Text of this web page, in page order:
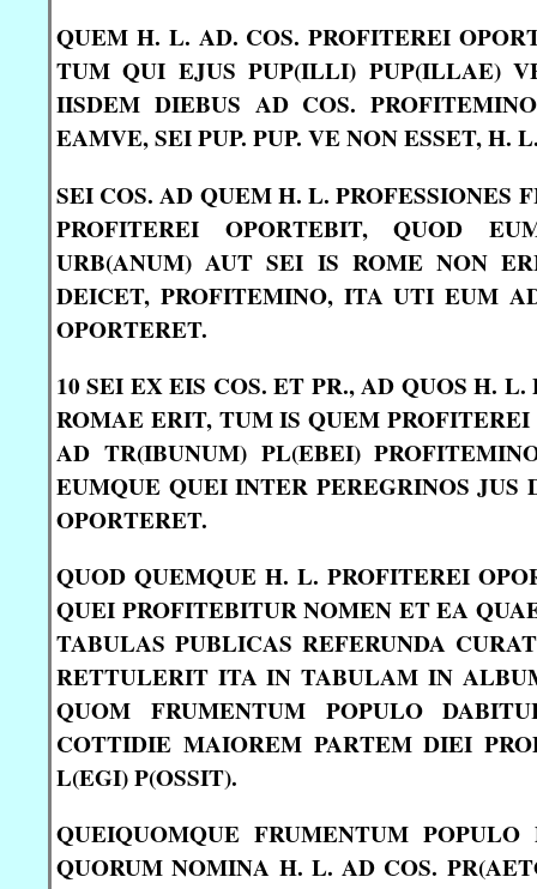
QUEM H. L. AD. COS. PROFITEREI
TUM QUI EJUS PUP(ILLI) PUP(ILLAE)
IISDEM DIEBUS AD COS.
EAMVE, SEI PUP. PUP. VE NON ESSET, H.
SEI COS. AD QUEM H. L.
PROFITEREI OPORTEBIT, QUOD
URB(ANUM) AUT SEI IS ROME NON
DEICET, PROFITEMINO, ITA UTI EUM
OPORTERET.
10 SEI EX EIS COS. ET PR., AD QUOS H.
ROMAE ERIT, TUM IS QUEM
AD TR(IBUNUM) PL(EBEI)
EUMQUE QUEI INTER PEREGRINOS
OPORTERET.
QUOD QUEMQUE H. L. PROFITEREI
QUEI PROFITEBITUR NOMEN ET EA
TABULAS PUBLICAS REFERUNDA
RETTULERIT ITA IN TABULAM IN
QUOM FRUMENTUM POPULO
COTTIDIE MAIOREM PARTEM DIEI
L(EGI) P(OSSIT).
QUEIQUOMQUE FRUMENTUM
QUORUM NOMINA H. L. AD COS.